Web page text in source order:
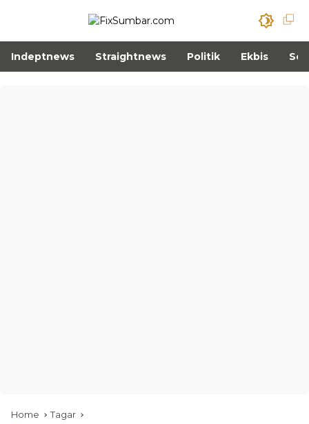
Indeptnews Straightnews Politik Ekbis
Home Tagar